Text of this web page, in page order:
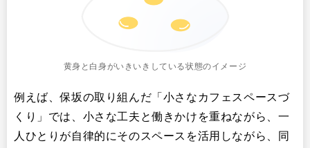
黄身と白身がいきいきしている状態のイメージ
例えば、保坂の取り組んだ「小さなカフェスペースづ
くり」では、小さな工夫と働きかけを重ねながら、一
人ひとりが自律的にそのスペースを活用しながら、同